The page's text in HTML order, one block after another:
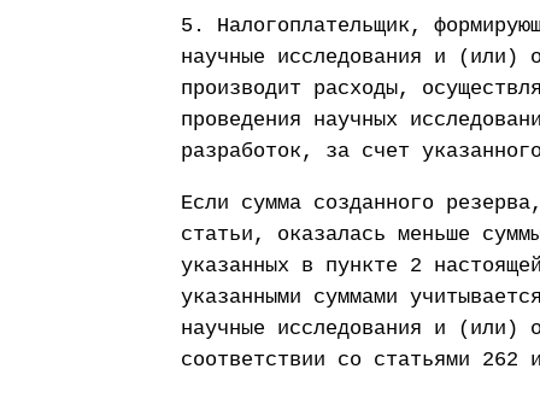
5. Налогоплательщик,
научные исследования и (или)
производит расходы,
проведения научных
разработок, за счет
Если сумма созданного
статьи, оказалась меньше
указанных в пункте 2
указанными суммами
научные исследования и (или)
соответствии со статьями 262